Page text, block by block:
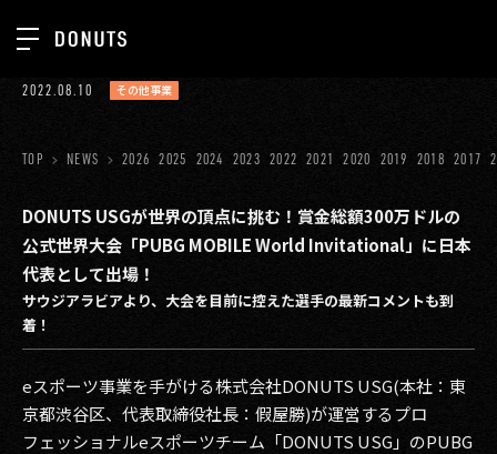
ジョブカン
ゲーム
ミクチャ
医療(CLIUS)
出版メディア
美少女図鑑
イベント
TOP
ABOUT
SERVICES
GROUP
RECRUIT
CONTACT
2022.08.10 その他事業
TOP NEWS 2026 2025 2024 2023 2022 2021 2020 2019 2018 2017
DONUTS USGが世界の頂点に挑む！賞金総額300万ドルの
公式世界大会「PUBG MOBILE World Invitational」に日本
代表として出場！
サウジアラビアより、大会を目前に控えた選手の最新コメントも到
着！
eスポーツ事業を手がける株式会社DONUTS USG(本社：東
京都渋谷区、代表取締役社長：假屋勝)が運営するプロ
フェッショナルeスポーツチーム「DONUTS USG」のPUBG